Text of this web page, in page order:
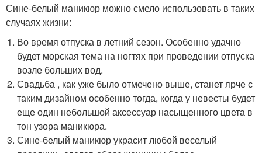
Сине-белый маникюр можно смело использовать в таких
случаях жизни:
Во время отпуска в летний сезон. Особенно удачно
будет морская тема на ногтях при проведении отпуска
возле больших вод.
Свадьба , как уже было отмечено выше, станет ярче с
таким дизайном особенно тогда, когда у невесты будет
еще один небольшой аксессуар насыщенного цвета в
тон узора маникюра.
Сине-белый маникюр украсит любой веселый